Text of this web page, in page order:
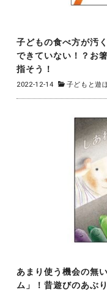
子どもの食べ方が汚
できていない！？お
指そう！
2022-12-14 子どもと遊
あまり使う機会の無
ム」！昔遊びのあぶ